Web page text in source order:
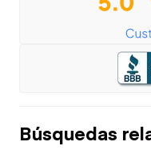
Búsquedas